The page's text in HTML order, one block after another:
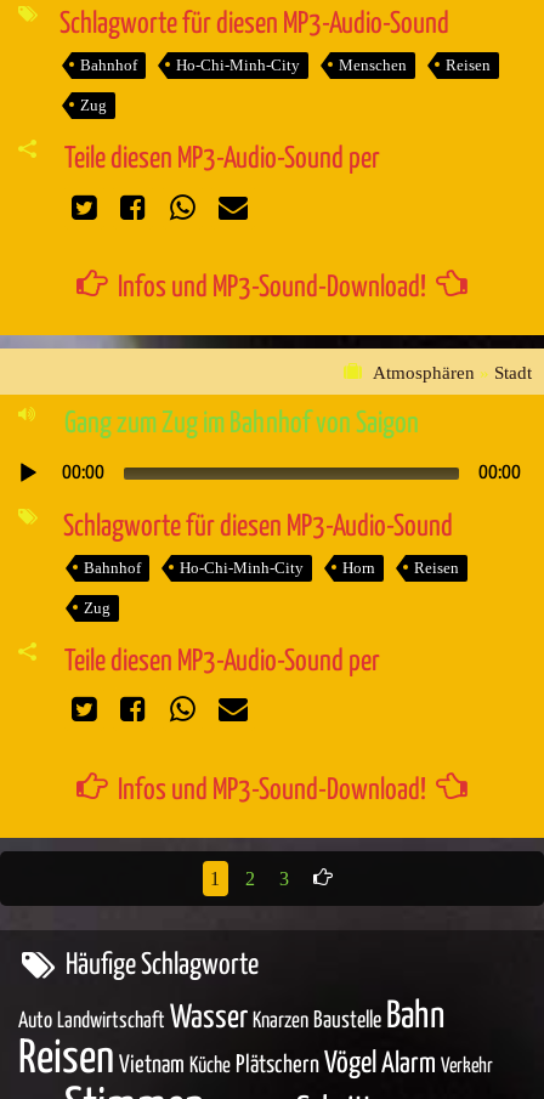
Schlagworte für diesen MP3-Audio-Sound
Bahnhof Ho-Chi-Minh-City Menschen Reisen
Zug
Teile diesen MP3-Audio-Sound per
Infos und MP3-Sound-Download!
Atmosphären » Stadt
Gang zum Zug im Bahnhof von Saigon
Audio-
00:00 00:00
Schlagworte für diesen MP3-Audio-Sound
Bahnhof Ho-Chi-Minh-City Horn Reisen
Zug
Teile diesen MP3-Audio-Sound per
Infos und MP3-Sound-Download!
1 2 3
Häufige Schlagworte
Auto Landwirtschaft Wasser Knarzen Baustelle Bahn
Reisen Vietnam Küche Plätschern Vögel Alarm Verkehr